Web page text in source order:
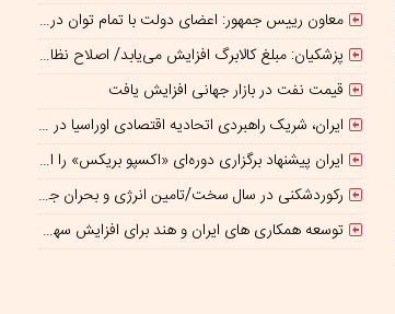
معاون رییس جمهور: اعضای دولت با تمام توان در کنار رئیس جمهوری برای ایران ایستاده‌اند
پزشکیان: مبلغ کالابرگ افزایش می‌یابد/ اصلاح نظام بانکی ادامه دارد
قیمت نفت در بازار جهانی افزایش یافت
ایران، شریک راهبردی اتحادیه اقتصادی اوراسیا در مسیر توسعه تجارت و همگرایی منطقه‌ای
ایران پیشنهاد برگزاری دوره‌ای «اکسپو بریکس» را ارائه کرد
رکوردشکنی در سال سخت/تامین انرژی و بحران جنگ
توسعه همکاری های ایران و هند برای افزایش سهم مبادلات تجاری